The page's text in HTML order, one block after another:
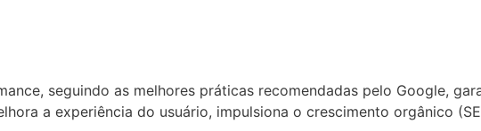
seguindo as melhores práticas recomendadas pelo Google,
a experiência do usuário, impulsiona o crescimento orgânico